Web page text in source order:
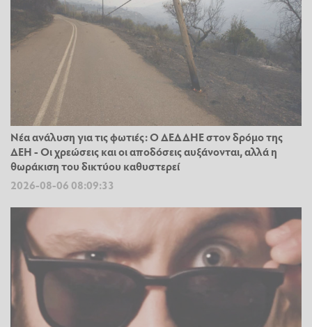
Νέα ανάλυση για τις φωτιές: Ο ΔΕΔΔΗΕ στον δρόμο της
ΔΕΗ - Οι χρεώσεις και οι αποδόσεις αυξάνονται, αλλά η
θωράκιση του δικτύου καθυστερεί
2026-08-06 08:09:33